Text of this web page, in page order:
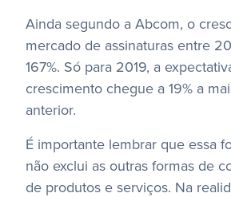
Ainda segundo a Abcom, o
mercado de assinaturas entre
167%. Só para 2019, a
crescimento chegue a 19% a
anterior.
É importante lembrar que essa
não exclui as outras formas de
de produtos e serviços. Na